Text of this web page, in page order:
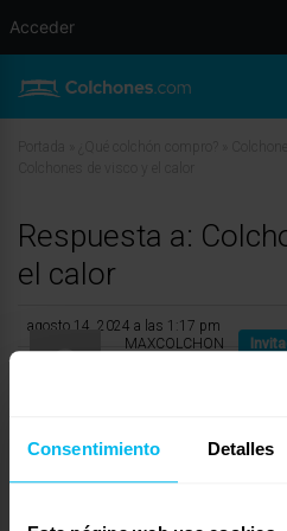
Consentimiento Detalles
Respuesta a:
el calor
agosto 14, 2024 a las 1:17 pm
MAXCOLCHON
dar calor, pero esta afirmación merece
Acceder